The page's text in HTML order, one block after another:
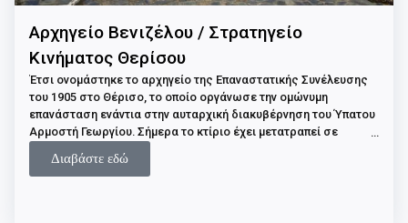
Αρχηγείο Βενιζέλου / Στρατηγείο
Κινήματος Θερίσου
Έτσι ονομάστηκε το αρχηγείο της Επαναστατικής Συνέλευσης
του 1905 στο Θέρισο, το οποίο οργάνωσε την ομώνυμη
επανάσταση ενάντια στην αυταρχική διακυβέρνηση του Ύπατου
Αρμοστή Γεωργίου. Σήμερα το κτίριο έχει μετατραπεί σε
εκείνης της περιόδου, καθώς και τεκμήρια της επαναστατικής
Διαβάστε εδώ